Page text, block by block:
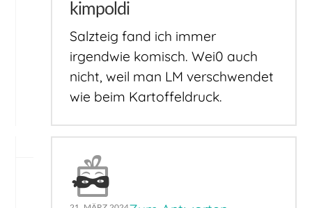
kimpoldi
Salzteig fand ich immer
irgendwie komisch. Wei0 auch
nicht, weil man LM verschwendet
wie beim Kartoffeldruck.